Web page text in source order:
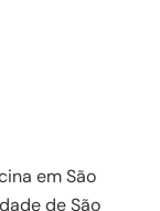
em São
de São